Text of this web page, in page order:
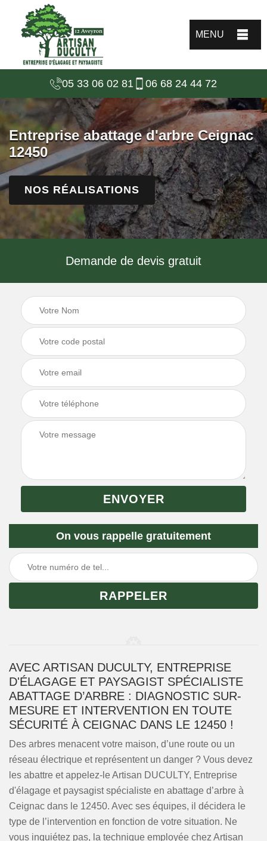
MENU
05 33 06 02 81 06 68 24 44 72
Entreprise abattage d'arbre Ceignac
12450
NOS RÉALISATIONS
Demande de devis gratuit
On vous rappelle gratuitement
AVEC ARTISAN DUCULTY, ENTREPRISE
D'ÉLAGAGE ET PAYSAGIST SPÉCIALISTE
ABATTAGE D’ARBRE : DIAGNOSTIC SUR-
MESURE ET INTERVENTION EN TOUTE
SÉCURITÉ À CEIGNAC DANS LE 12450 !
Des arbres menacent votre maison, d’une route ou un
réseau électrique et représentent un danger ? Vous devez
les abattre et appelez-le Artisan DUCULTY, Entreprise
d'élagage et paysagist spécialiste en abattage d’arbre à
Ceignac dans le 12450. Avec ses équipes, il décidera le
type de l’intervention en fonction de votre situation. Ne
vous inquiétez pas, la technique employée chez Artisan